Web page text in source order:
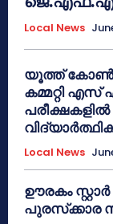
Local News
യൂത്ത്
കമ്മറ്റി
Local News
ഊരകം
പുരസ്‌ക്കാര